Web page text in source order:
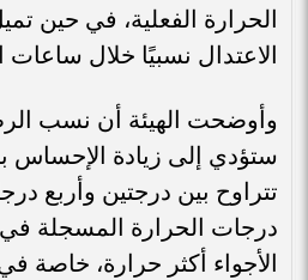
الحرارة الفعلية، في حين
الاعتدال نسبيًا خلال ساعات
وأوضحت الهيئة أن نسب
ستؤدي إلى زيادة الإحساس
تتراوح بين درجتين وأربع
درجات الحرارة المسجلة
الأجواء أكثر حرارة، خاصة